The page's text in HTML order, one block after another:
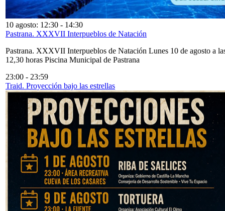
10 agosto: 12:30 - 14:30
Pastrana. XXXVII Interpueblos de Natación
Pastrana. XXXVII Interpueblos de Natación Lunes 10 de agosto a
12,30 horas Piscina Municipal de Pastrana
23:00 - 23:59
Traid. Proyección bajo las estrellas